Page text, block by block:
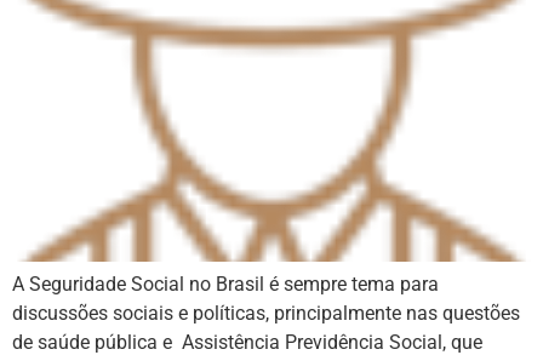
A Seguridade Social no Brasil é sempre tema para
discussões sociais e políticas, principalmente nas questões
de saúde pública e Assistência Previdência Social, que